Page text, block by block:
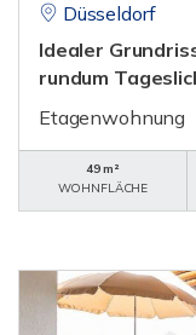
Düsseldorf
Idealer
rundum
Etagenwohnung
49 m²
WOHNFLÄCHE